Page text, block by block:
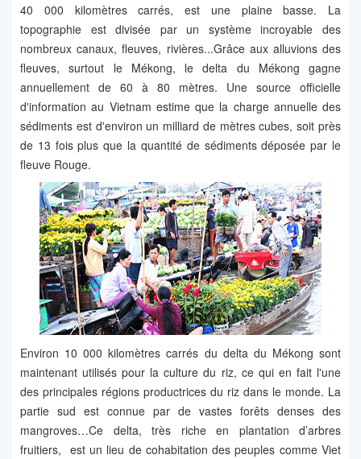
40 000 kilomètres carrés, est une plaine basse. La
topographie est divisée par un système incroyable des
nombreux canaux, fleuves, rivières...Grâce aux alluvions des
fleuves, surtout le Mékong, le delta du Mékong gagne
annuellement de 60 à 80 mètres. Une source officielle
d'information au Vietnam estime que la charge annuelle des
sédiments est d'environ un milliard de mètres cubes, soit près
de 13 fois plus que la quantité de sédiments déposée par le
fleuve Rouge.
Environ 10 000 kilomètres carrés du delta du Mékong sont
maintenant utilisés pour la culture du riz, ce qui en fait l'une
des principales régions productrices du riz dans le monde. La
partie sud est connue par de vastes forêts denses des
mangroves…Ce delta, très riche en plantation d’arbres
fruitiers, est un lieu de cohabitation des peuples comme Viet